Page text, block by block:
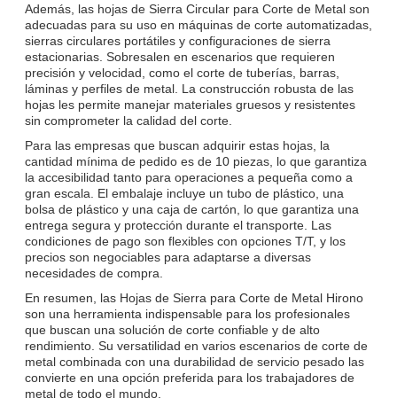
Además, las hojas de Sierra Circular para Corte de Metal son
adecuadas para su uso en máquinas de corte automatizadas,
sierras circulares portátiles y configuraciones de sierra
estacionarias. Sobresalen en escenarios que requieren
precisión y velocidad, como el corte de tuberías, barras,
láminas y perfiles de metal. La construcción robusta de las
hojas les permite manejar materiales gruesos y resistentes
sin comprometer la calidad del corte.
Para las empresas que buscan adquirir estas hojas, la
cantidad mínima de pedido es de 10 piezas, lo que garantiza
la accesibilidad tanto para operaciones a pequeña como a
gran escala. El embalaje incluye un tubo de plástico, una
bolsa de plástico y una caja de cartón, lo que garantiza una
entrega segura y protección durante el transporte. Las
condiciones de pago son flexibles con opciones T/T, y los
precios son negociables para adaptarse a diversas
necesidades de compra.
En resumen, las Hojas de Sierra para Corte de Metal Hirono
son una herramienta indispensable para los profesionales
que buscan una solución de corte confiable y de alto
rendimiento. Su versatilidad en varios escenarios de corte de
metal combinada con una durabilidad de servicio pesado las
convierte en una opción preferida para los trabajadores de
metal de todo el mundo.